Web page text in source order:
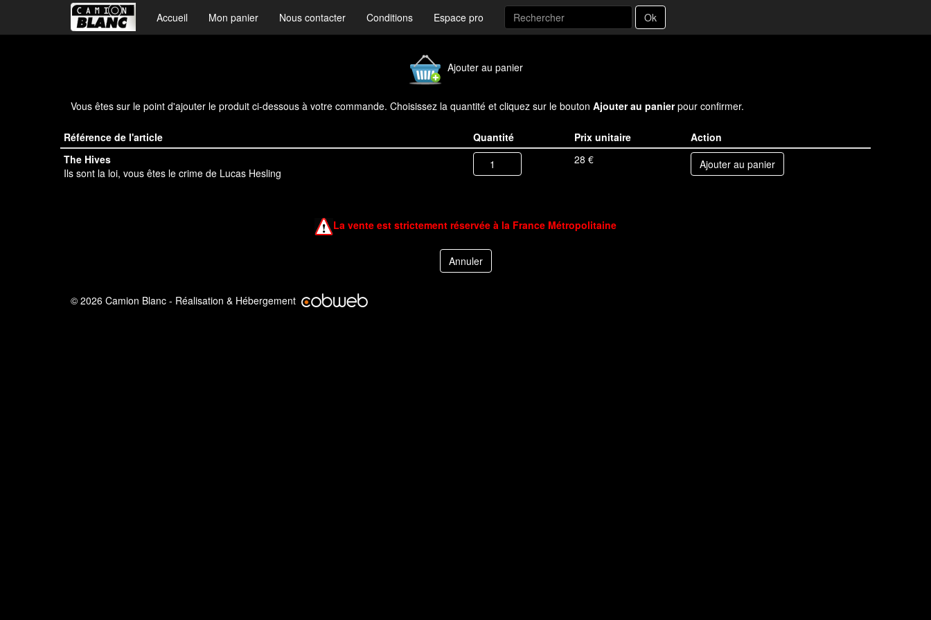
Accueil Mon panier Nous contacter Conditions Espace pro Ok
Ajouter au panier
Vous êtes sur le point d'ajouter le produit ci-dessous à votre commande. Choisissez la quantité et cliquez sur le bouton Ajouter au panierpour confirmer.
Référence de l'article Quantité Prix unitaire
Action
The Hives
Ils sont la loi, vous êtes le crime de Lucas Hesling
28 €
La vente est strictement réservée à la France Métropolitaine
© 2026 Camion Blanc - Réalisation & Hébergement